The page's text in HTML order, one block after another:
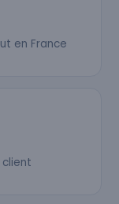
en France